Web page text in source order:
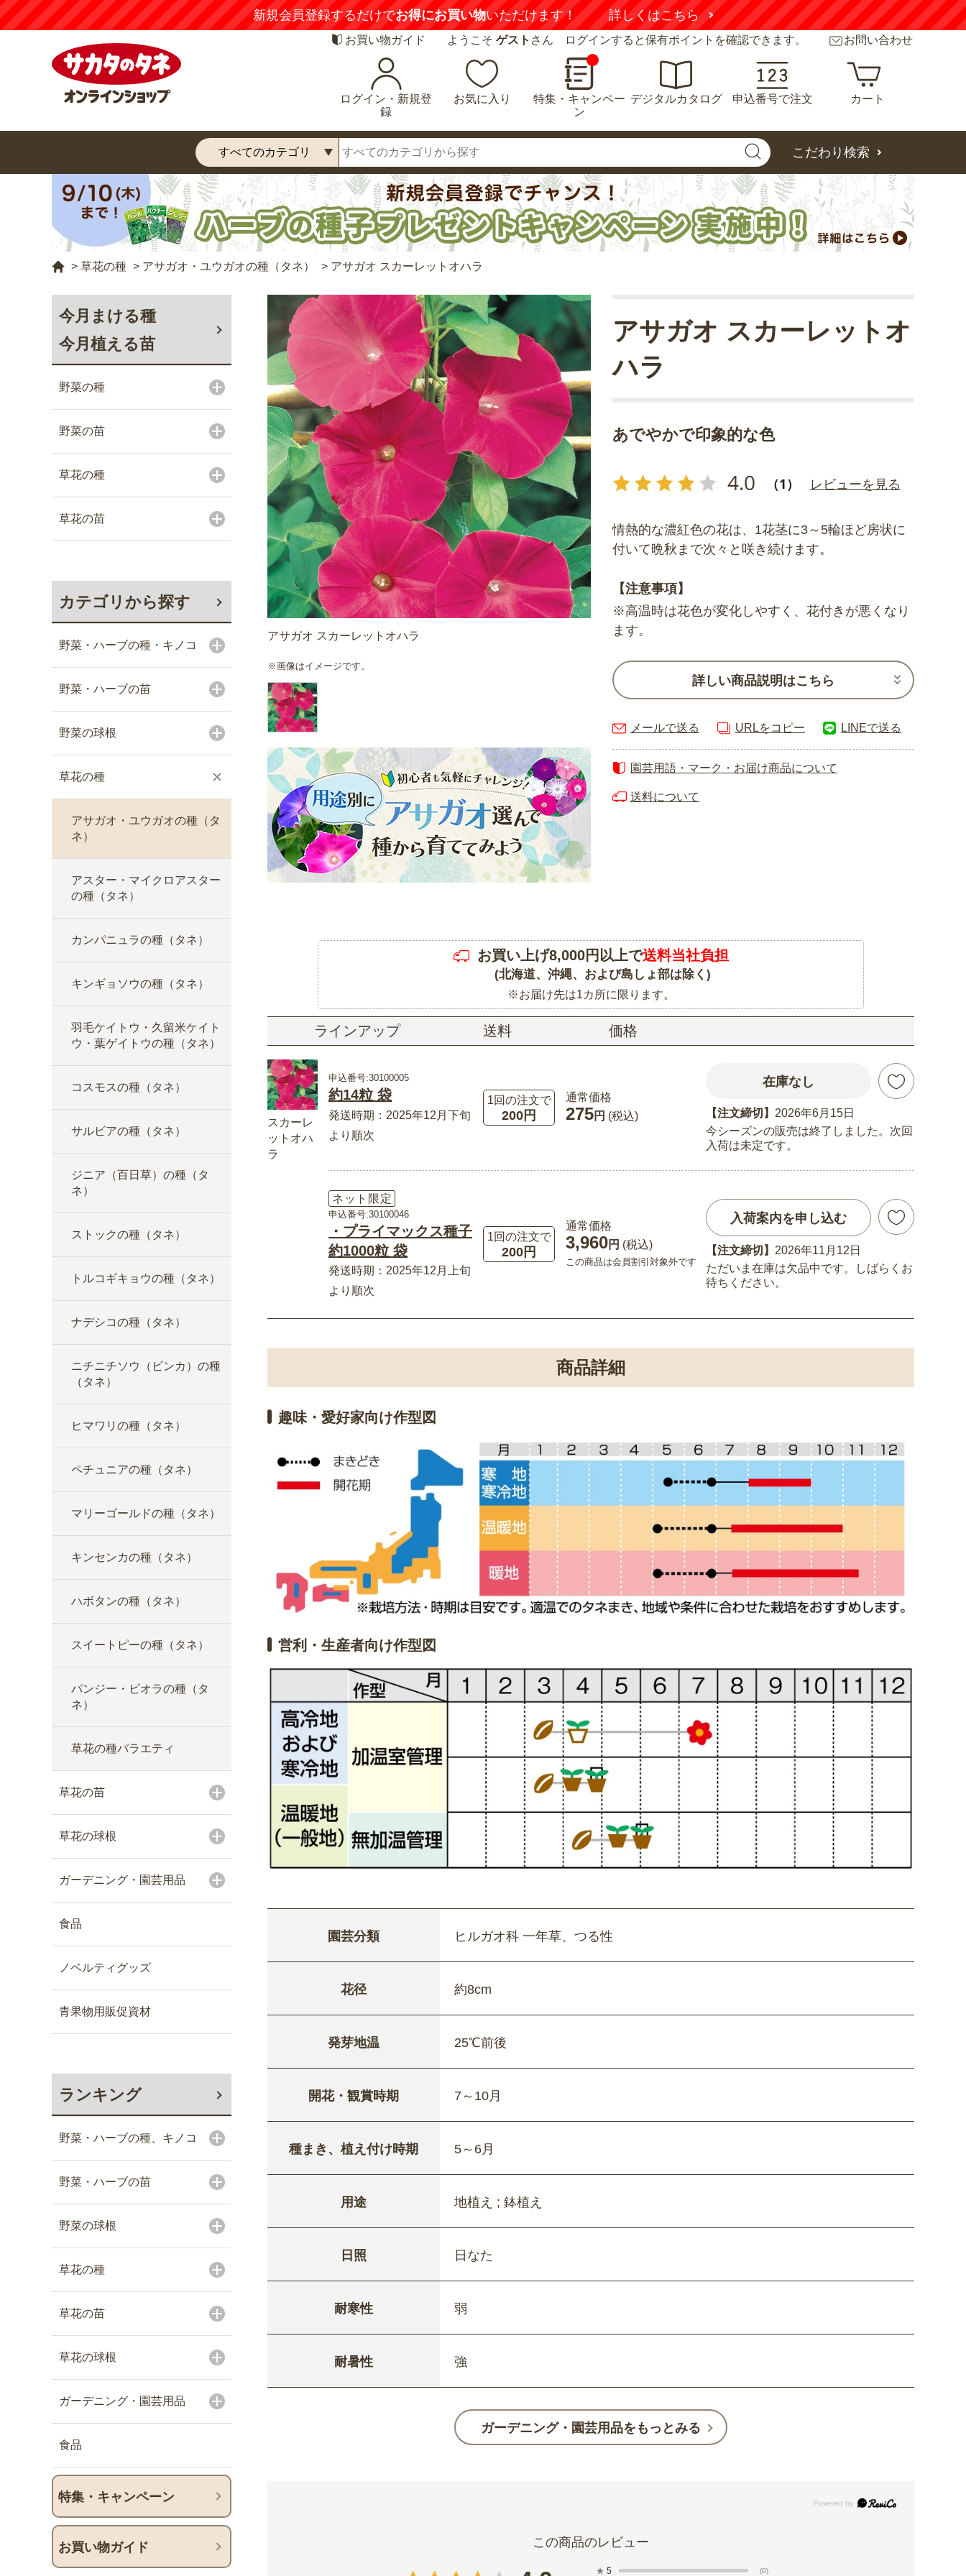
新規会員登録するだけでお得にお買い物いただけます！ 詳しくはこちら
お買い物ガイド ようこそ ゲスト さん ログインすると保有ポイントを確認できます。 お問い合わせ
ログイン・新規登
録
お気に入り
特集・キャンペー
ン
デジタルカタログ 申込番号で注文 カート
こだわり検索
> 草花の種 > アサガオ・ユウガオの種（タネ） > アサガオ スカーレットオハラ
今月まける種
今月植える苗
野菜の種
野菜の苗
草花の種
草花の苗
カテゴリから探す
野菜・ハーブの種・キノコ
野菜・ハーブの苗
野菜の球根
草花の種
アサガオ・ユウガオの種（タ
ネ）
アスター・マイクロアスター
の種（タネ）
カンパニュラの種（タネ）
キンギョソウの種（タネ）
羽毛ケイトウ・久留米ケイト
ウ・葉ゲイトウの種（タネ）
コスモスの種（タネ）
サルビアの種（タネ）
ジニア（百日草）の種（タ
ネ）
ストックの種（タネ）
トルコギキョウの種（タネ）
ナデシコの種（タネ）
ニチニチソウ（ビンカ）の種
（タネ）
ヒマワリの種（タネ）
ペチュニアの種（タネ）
マリーゴールドの種（タネ）
キンセンカの種（タネ）
ハボタンの種（タネ）
スイートピーの種（タネ）
パンジー・ビオラの種（タ
ネ）
草花の種バラエティ
草花の苗
草花の球根
ガーデニング・園芸用品
食品
ノベルティグッズ
青果物用販促資材
ランキング
野菜・ハーブの種、キノコ
野菜・ハーブの苗
野菜の球根
草花の種
草花の苗
草花の球根
ガーデニング・園芸用品
食品
特集・キャンペーン
お買い物ガイド
アサガオ スカーレットオハラ
※画像はイメージです。
あでやかで印象的な色
4.0 （1） レビューを見る
アサガオ スカーレットオ
ハラ
情熱的な濃紅色の花は、1花茎に3～5輪ほど房状に
付いて晩秋まで次々と咲き続けます。
【注意事項】
※高温時は花色が変化しやすく、花付きが悪くなり
ます。
詳しい商品説明はこちら
メールで送る URLをコピー LINEで送る
園芸用語・マーク・お届け商品について
送料について
お買い上げ8,000円以上で送料当社負担
(北海道、沖縄、および島しょ部は除く)
※お届け先は1カ所に限ります。
ラインアップ 送料 価格
スカーレ
ットオハ
ラ
申込番号:30100005
約14粒 袋
発送時期：2025年12月下旬
より順次
1回の注文で
200円
通常価格
275円 (税込)
在庫なし
【注文締切】 2026年6月15日
今シーズンの販売は終了しました。次回
入荷は未定です。
ネット限定
申込番号:30100046
・プライマックス種子
約1000粒 袋
発送時期：2025年12月上旬
より順次
1回の注文で
200円
通常価格
3,960円 (税込)
この商品は会員割引対象外です
入荷案内を申し込む
【注文締切】 2026年11月12日
ただいま在庫は欠品中です。しばらくお
待ちください。
商品詳細
趣味・愛好家向け作型図
営利・生産者向け作型図
園芸分類 ヒルガオ科 一年草、つる性
花径 約8cm
発芽地温 25℃前後
開花・観賞時期 7～10月
種まき、植え付け時期 5～6月
用途 地植え ; 鉢植え
日照 日なた
耐寒性 弱
耐暑性 強
ガーデニング・園芸用品をもっとみる
★ 5 (0)